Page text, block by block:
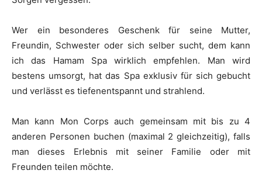
Wer ein besonderes Geschenk für seine Mutter,
Freundin, Schwester oder sich selber sucht, dem kann
ich das Hamam Spa wirklich empfehlen. Man wird
bestens umsorgt, hat das Spa exklusiv für sich gebucht
und verlässt es tiefenentspannt und strahlend.
Man kann Mon Corps auch gemeinsam mit bis zu 4
anderen Personen buchen (maximal 2 gleichzeitig), falls
man dieses Erlebnis mit seiner Familie oder mit
Freunden teilen möchte.